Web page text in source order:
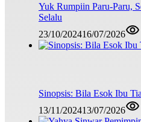
Yuk Rumpiin Paru-Paru,
Selalu
23/10/202416/07/2026
Sinopsis: Bila Esok Ibu
13/11/202413/07/2026